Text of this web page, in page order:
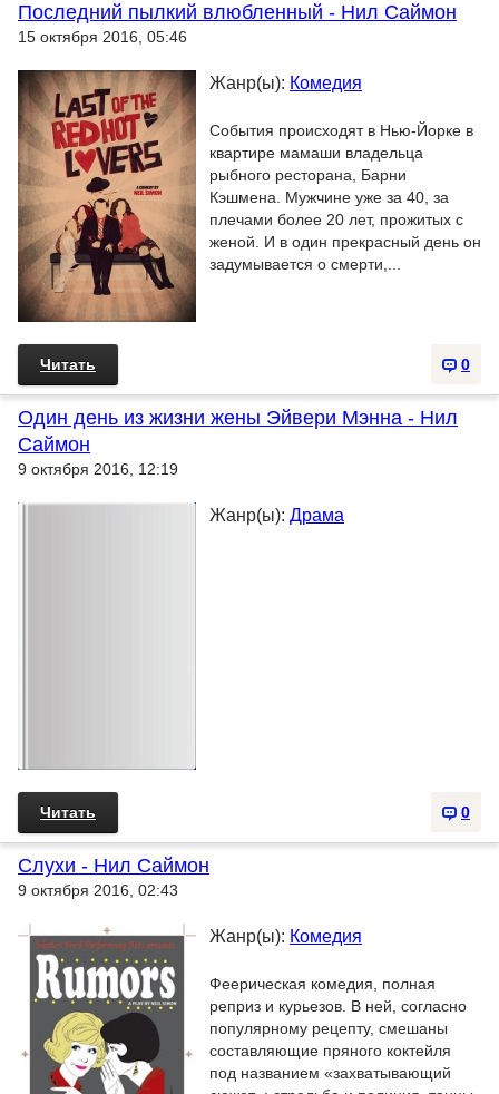
Последний пылкий влюбленный - Нил Саймон
15 октября 2016, 05:46
Жанр(ы): Комедия
События происходят в Нью-Йорке в
квартире мамаши владельца
рыбного ресторана, Барни
Кэшмена. Мужчине уже за 40, за
плечами более 20 лет, прожитых с
женой. И в один прекрасный день он
задумывается о смерти,...
0
Читать
Один день из жизни жены Эйвери Мэнна - Нил
Саймон
9 октября 2016, 12:19
Жанр(ы): Драма
0
Читать
Слухи - Нил Саймон
9 октября 2016, 02:43
Жанр(ы): Комедия
Феерическая комедия, полная
реприз и курьезов. В ней, согласно
популярному рецепту, смешаны
составляющие пряного коктейля
под названием «захватывающий